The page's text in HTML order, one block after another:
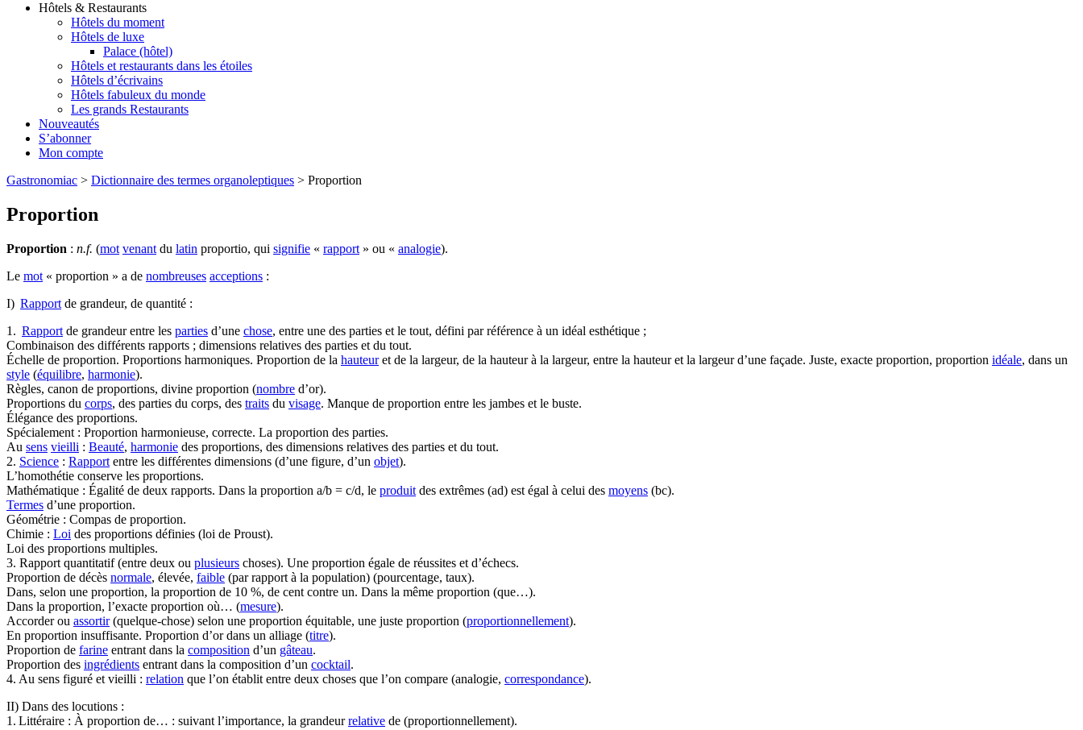
Hôtels & Restaurants
Hôtels du moment
Hôtels de luxe
Palace (hôtel)
Hôtels et restaurants dans les étoiles
Hôtels d’écrivains
Hôtels fabuleux du monde
Les grands Restaurants
Nouveautés
S’abonner
Mon compte
Gastronomiac > Dictionnaire des termes organoleptiques > Proportion
Proportion
Proportion : n.f. (mot venant du latin proportio, qui signifie « rapport » ou « analogie).
Le mot « proportion » a de nombreuses acceptions :
I) Rapport de grandeur, de quantité :
1. Rapport de grandeur entre les parties d’une chose, entre une des parties et le tout, défini par référence à un idéal esthétique ;
Combinaison des différents rapports ; dimensions relatives des parties et du tout.
Échelle de proportion. Proportions harmoniques. Proportion de la hauteuret de la largeur, de la hauteur à la largeur, entre la hauteur et la largeur d’une façade. Juste, exacte proportion, proportion idéale, dans un
style (équilibre, harmonie).
Règles, canon de proportions, divine proportion (nombre d’or).
Proportions du corps, des parties du corps, des traits du visage. Manque de proportion entre les jambes et le buste.
Élégance des proportions.
Spécialement : Proportion harmonieuse, correcte. La proportion des parties.
Au sens vieilli : Beauté, harmonie des proportions, des dimensions relatives des parties et du tout.
2. Science : Rapport entre les différentes dimensions (d’une figure, d’un objet).
L’homothétie conserve les proportions.
Mathématique : Égalité de deux rapports. Dans la proportion a/b = c/d, le produit des extrêmes (ad) est égal à celui des moyens (bc).
Termes d’une proportion.
Géométrie : Compas de proportion.
Chimie : Loi des proportions définies (loi de Proust).
Loi des proportions multiples.
3. Rapport quantitatif (entre deux ou plusieurs choses). Une proportion égale de réussites et d’échecs.
Proportion de décès normale, élevée, faible (par rapport à la population) (pourcentage, taux).
Dans, selon une proportion, la proportion de 10 %, de cent contre un. Dans la même proportion (que…).
Dans la proportion, l’exacte proportion où… (mesure).
Accorder ou assortir(quelque-chose) selon une proportion équitable, une juste proportion (proportionnellement).
En proportion insuffisante. Proportion d’or dans un alliage (titre).
Proportion de farine entrant dans la composition d’un gâteau.
Proportion des ingrédients entrant dans la composition d’un cocktail.
4. Au sens figuré et vieilli : relation que l’on établit entre deux choses que l’on compare (analogie, correspondance).
II) Dans des locutions :
1. Littéraire : À proportion de… : suivant l’importance, la grandeurrelative de (proportionnellement).